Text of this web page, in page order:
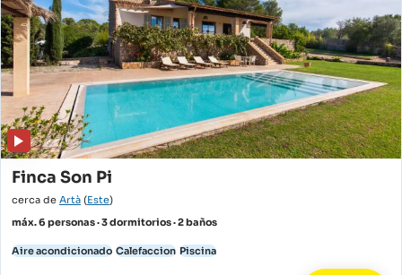
Finca Son Pi
cerca de Artà (Este)
máx. 6 personas · 3 dormitorios · 2 baños
Aire acondicionado Calefaccion Piscina